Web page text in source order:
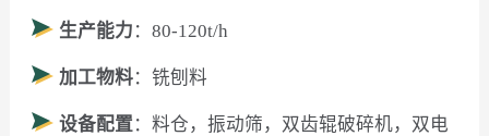
生产能力 ：80-120t/h
加工物料：铣刨料
设备配置：料仓，振动筛，双齿辊破碎机，双电